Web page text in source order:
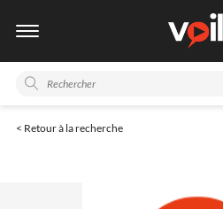
< Retour à la recherche